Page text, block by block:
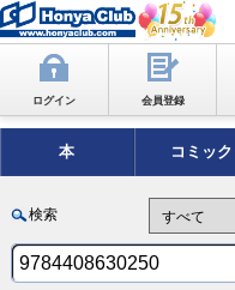
ログイン 会員登録
本 コミック
検索